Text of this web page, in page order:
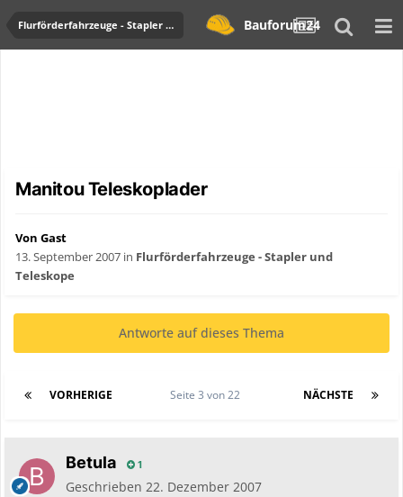
Flurförderfahrzeuge - Stapler und Teleskope Bauforum24
Manitou Teleskoplader
Von Gast
13. September 2007 in Flurförderfahrzeuge - Stapler und
Teleskope
Antworte auf dieses Thema
VORHERIGE NÄCHSTE
Seite 3 von 22
Betula 1
Geschrieben 22. Dezember 2007